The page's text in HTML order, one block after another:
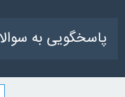
پاسخگویی به